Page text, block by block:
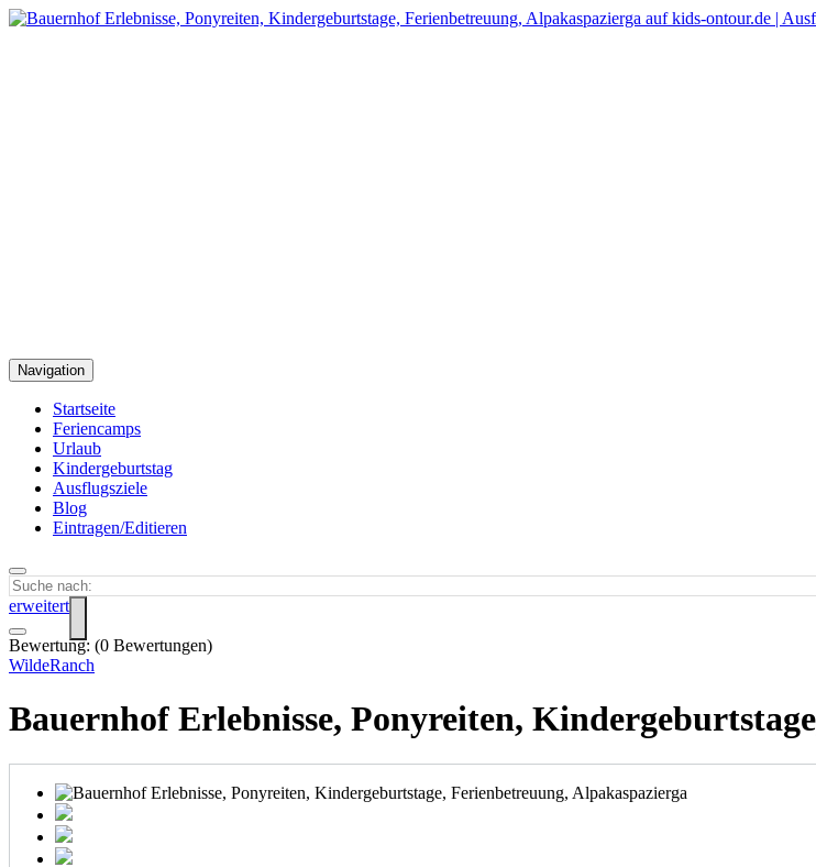
Navigation
Startseite
Feriencamps
Urlaub
Kindergeburtstag
Ausflugsziele
Blog
Eintragen/Editieren
erweitert
Bewertung: (0 Bewertungen)
WildeRanch
Bauernhof Erlebnisse, Ponyreiten,